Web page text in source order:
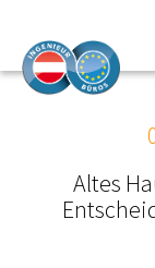
Altes